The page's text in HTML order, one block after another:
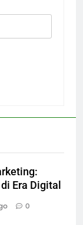
Era Digital
0